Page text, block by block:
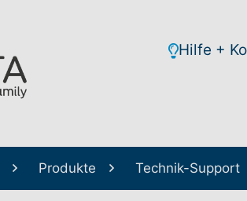
Hilfe +
Produkte Technik-Support